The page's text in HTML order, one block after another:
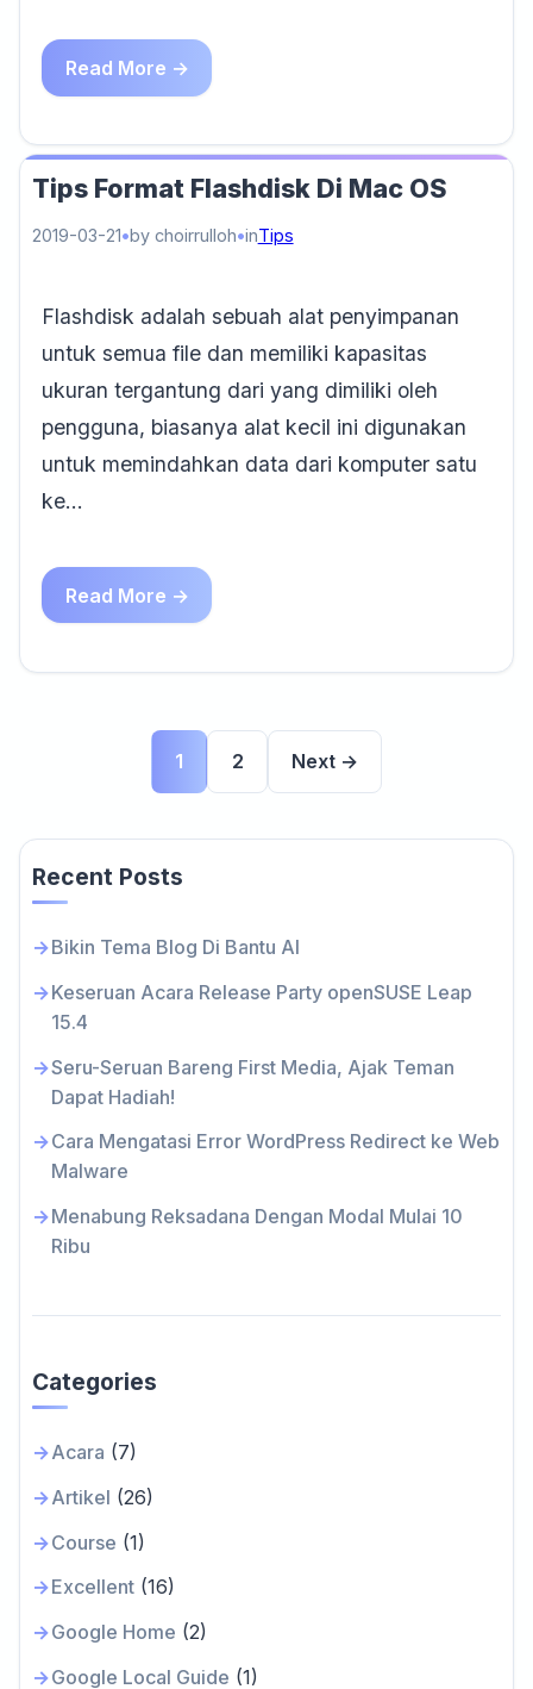
Read More →
Tips Format Flashdisk Di Mac OS
2019-03-21 by choirrulloh inTips
Flashdisk adalah sebuah alat penyimpanan
untuk semua file dan memiliki kapasitas
ukuran tergantung dari yang dimiliki oleh
pengguna, biasanya alat kecil ini digunakan
untuk memindahkan data dari komputer satu
ke…
Read More →
1 2 Next →
Recent Posts
Bikin Tema Blog Di Bantu AI
Keseruan Acara Release Party openSUSE Leap
15.4
Seru-Seruan Bareng First Media, Ajak Teman
Dapat Hadiah!
Cara Mengatasi Error WordPress Redirect ke Web
Malware
Menabung Reksadana Dengan Modal Mulai 10
Ribu
Categories
Acara (7)
Artikel (26)
Course (1)
Excellent(16)
Google Home (2)
Google Local Guide (1)